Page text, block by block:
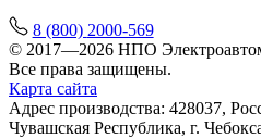
8 (800) 2000-569
© 2017—2026 НПО
Все права защищены.
Карта сайта
Адрес производства: 428037,
Чувашская Республика, г.